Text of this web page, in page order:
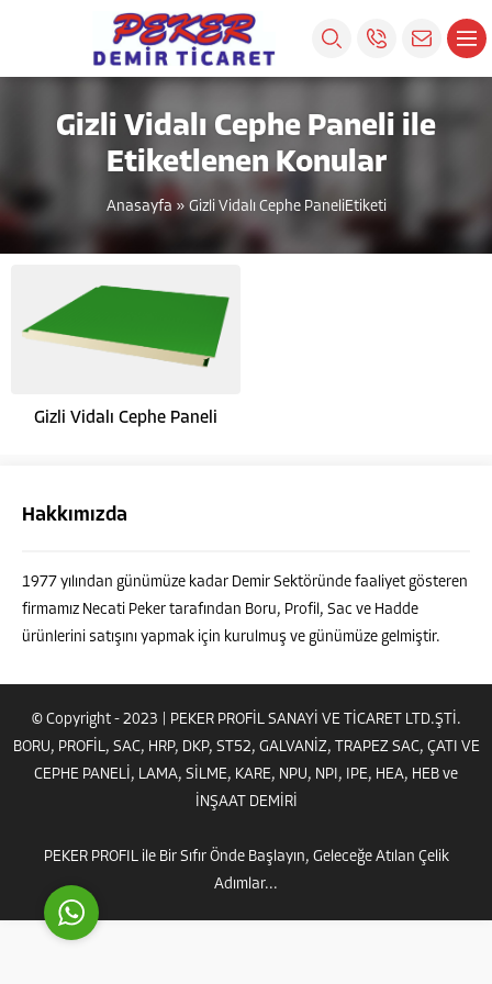
Gizli Vidalı Cephe Paneli ile
Etiketlenen Konular
Anasayfa »Gizli Vidalı Cephe PaneliEtiketi
Gizli Vidalı Cephe Paneli
Hakkımızda
1977 yılından günümüze kadar Demir Sektöründe faaliyet gösteren
firmamız Necati Peker tarafından Boru, Profil, Sac ve Hadde
ürünlerini satışını yapmak için kurulmuş ve günümüze gelmiştir.
© Copyright - 2023 | PEKER PROFİL SANAYİ VE TİCARET LTD.ŞTİ.
BORU, PROFİL, SAC, HRP, DKP, ST52, GALVANİZ, TRAPEZ SAC, ÇATI VE
CEPHE PANELİ, LAMA, SİLME, KARE, NPU, NPI, IPE, HEA, HEB ve
İNŞAAT DEMİRİ
PEKER PROFIL ile Bir Sıfır Önde Başlayın, Geleceğe Atılan Çelik
Adımlar...
PEKER PROFİL - Danışman
Cevap Yaz